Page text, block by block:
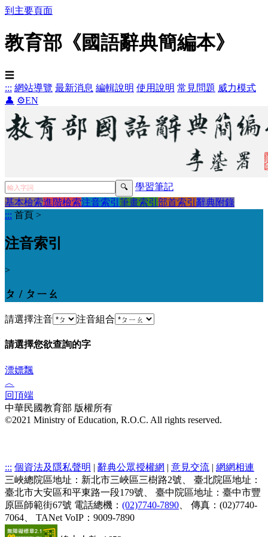
到主要頁面
教育部《國語辭典簡編本》
☰
::: 網站導覽 最新消息 編輯說明 使用說明 常見問題 威力模式
👤 ⚙️EN
學習筆記
基本檢索進階檢索注音索引 筆畫索引 部首索引 辭典附錄
::: 首頁 >
注音索引
>
ㄆ / ㄆㄧㄠ
請選擇注音 注音組合
請選擇您欲查詢的字
漂嫖飄
︿
回頂端
中華民國教育部 版權所有
©2021 Ministry of Education, R.O.C. All rights reserved.
::: 個資法及隱私聲明 | 辭典公眾授權網 | 意見交流 | 網網相連
三峽總院區地址：新北市三峽區三樹路2號、
臺北院區地址：
臺北市大安區和平東路一段179號、
臺中院區地址：臺中市豐
原區師範街67號 電話總機： (02)7740-7890
傳真：(02)7740-
7064、
TANet VoIP：9009-7890